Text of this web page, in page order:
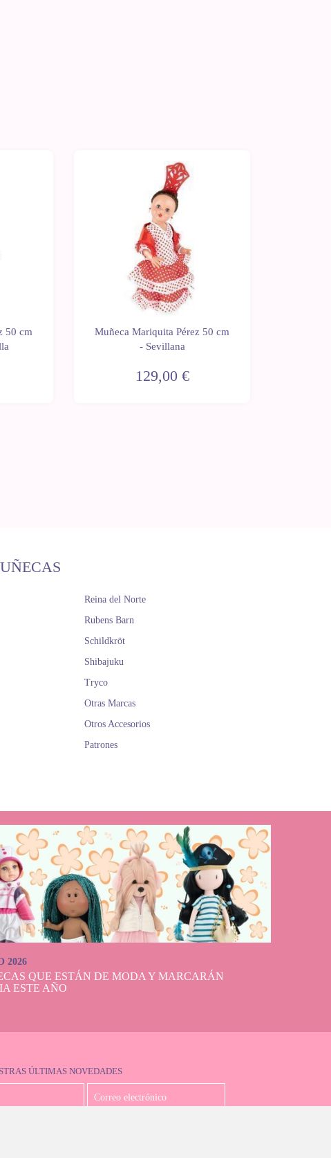
50 cm
Muñeca Mariquita Pérez 50 cm
- Sevillana
129,00 €
Reina del Norte
Rubens Barn
Schildkröt
Shibajuku
Tryco
Otras Marcas
Otros Accesorios
Patrones
2026
QUE ESTÁN DE MODA Y MARCARÁN
ESTE AÑO
ÚLTIMAS NOVEDADES